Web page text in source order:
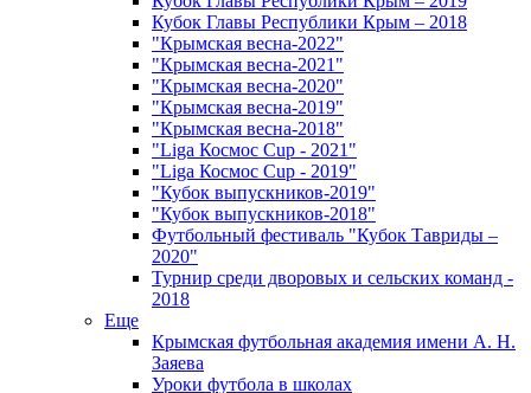
Кубок Главы Республики Крым – 2018
"Крымская весна-2022"
"Крымская весна-2021"
"Крымская весна-2020"
"Крымская весна-2019"
"Крымская весна-2018"
"Liga Космос Cup - 2021"
"Liga Космос Cup - 2019"
"Кубок выпускников-2019"
"Кубок выпускников-2018"
Футбольный фестиваль "Кубок Тавриды –
2020"
Турнир среди дворовых и сельских команд -
2018
Еще
Крымская футбольная академия имени А. Н.
Заяева
Уроки футбола в школах